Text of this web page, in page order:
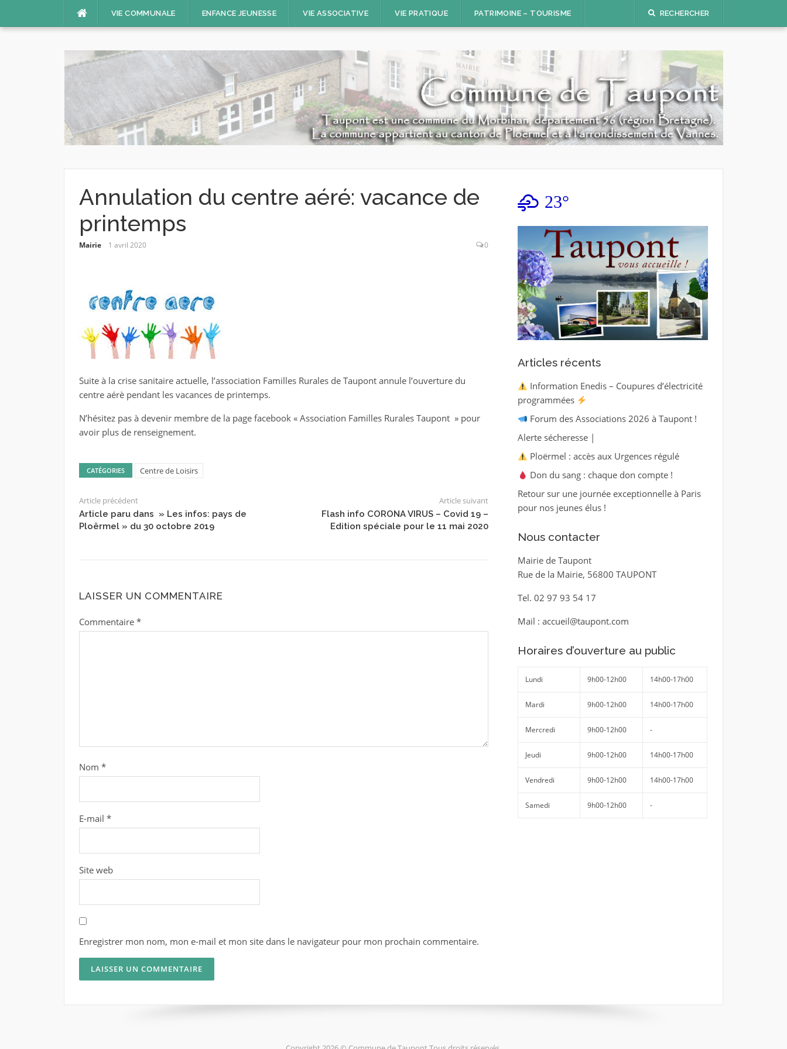
VIE COMMUNALE ENFANCE JEUNESSE VIE ASSOCIATIVE VIE PRATIQUE PATRIMOINE – TOURISME RECHERCHER
Annulation du centre aéré: vacance de
printemps
Mairie 1 avril 2020 0
Suite à la crise sanitaire actuelle, l’association Familles Rurales de Taupont annule l’ouverture du
centre aérè pendant les vacances de printemps.
N’hésitez pas à devenir membre de la page facebook « Association Familles Rurales Taupont » pour
avoir plus de renseignement.
CATÉGORIES Centre de Loisirs
Article précédent
Article paru dans » Les infos: pays de
Ploërmel » du 30 octobre 2019
Article suivant
Flash info CORONA VIRUS – Covid 19 –
Edition spéciale pour le 11 mai 2020
LAISSER UN COMMENTAIRE
Commentaire *
Nom *
E-mail *
Site web
Enregistrer mon nom, mon e-mail et mon site dans le navigateur pour mon prochain commentaire.
23°
Articles récents
Information Enedis – Coupures d’électricité
programmées
Forum des Associations 2026 à Taupont !
Alerte sécheresse |
Ploërmel : accès aux Urgences régulé
Don du sang : chaque don compte !
Retour sur une journée exceptionnelle à Paris
pour nos jeunes élus !
Nous contacter
Mairie de Taupont
Rue de la Mairie, 56800 TAUPONT
Tel. 02 97 93 54 17
Mail : accueil@taupont.com
Horaires d’ouverture au public
Lundi 9h00-12h00 14h00-17h00
Mardi 9h00-12h00 14h00-17h00
Mercredi 9h00-12h00 -
Jeudi 9h00-12h00 14h00-17h00
Vendredi 9h00-12h00 14h00-17h00
Samedi 9h00-12h00 -